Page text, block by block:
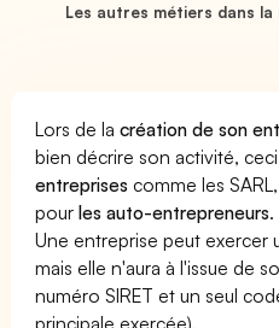
Les autres métiers dans la
Lors de lacréation de son
bien décrire son activité,
entreprises comme les
pourles auto-entrepreneurs.
Une entreprise peut exercer
mais elle n'aura à l'issue de
numéro SIRET et un seul
principale exercée).